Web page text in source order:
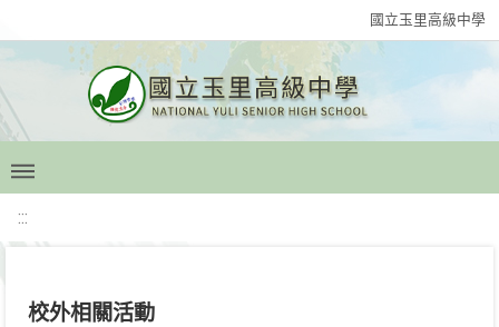
國立玉里高級中學
:::
校外相關活動